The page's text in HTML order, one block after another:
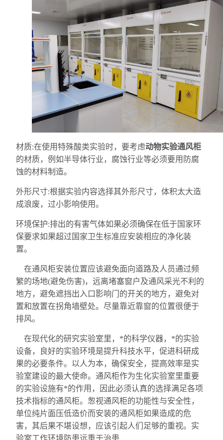
材质:在使用特殊酸类实验时，要考虑动物实验通风柜
的材质，例如半导体行业，腐蚀行业等必须要用防腐
蚀的材料制造。
外形尺寸:根据实验内容选择其外形尺寸，体积太大造
成浪废，过小影响使用。
环境保护:排出的有害气体如果必须确保在低于国家环
保要求如果超过国家卫生标准应安装相应的净化装
置。
在通风柜安装位置应该避免面向道路及人员通过频
繁的场地(避免伤害)，远离堵塞窗户及通风采光不利的
地方，避免遮挡出入口影响门的开关的地方，避免对
置和放置在拐角墙壁处。尽量靠近靠窗的位置很便于
排风。
在现代化的研究实验室里，*的科学仪器，*的实验
设备，良好的实验环境是提升科技水平，促进科研成
果的必要条件。以人为本，确保安全，提高效率是实
验室建设的最大使命。通风柜作为生化实验室里重要
的实验设施有*的作用，因此必须认真的选择满足各项
技术指标的通风柜。怱视通风柜的功能性与安全性，
单位纯片面压低造价而安装的通风柜如果造成的危
害，其后果不堪设想，应该引起人们足够的重视。实